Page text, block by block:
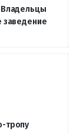
Владельцы
заведение
тропу